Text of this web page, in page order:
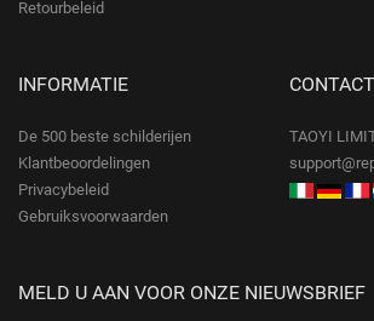
Retourbeleid
INFORMATIE
De 500 beste schilderijen
Klantbeoordelingen
Privacybeleid
Gebruiksvoorwaarden
CONTACT
TAOYI
MELD U AAN VOOR ONZE NIEUWSBRIEF